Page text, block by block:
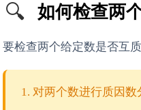
🔍 如何检查两
要检查两个给定数是否互
对两个数进行质因数